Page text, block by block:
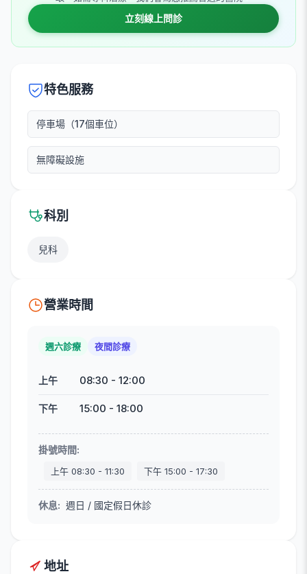
立刻線上問診
特色服務
停車場（17個車位）
無障礙設施
科別
兒科
營業時間
週六診療 夜間診療
上午 08:30 - 12:00
下午 15:00 - 18:00
掛號時間:
上午 08:30 - 11:30 下午 15:00 - 17:30
休息: 週日 / 國定假日休診
地址